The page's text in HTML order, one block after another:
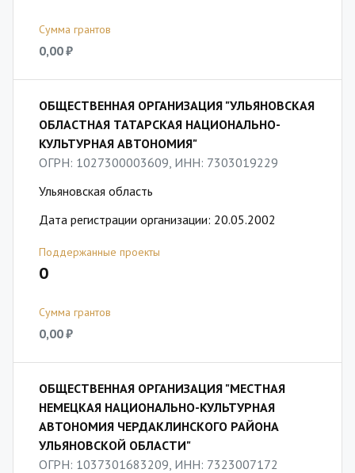
Сумма грантов
0,00 ₽
ОБЩЕСТВЕННАЯ ОРГАНИЗАЦИЯ "УЛЬЯНОВСКАЯ
ОБЛАСТНАЯ ТАТАРСКАЯ НАЦИОНАЛЬНО-
КУЛЬТУРНАЯ АВТОНОМИЯ"
ОГРН: 1027300003609, ИНН: 7303019229
Ульяновская область
Дата регистрации организации: 20.05.2002
Поддержанные проекты
0
Сумма грантов
0,00 ₽
ОБЩЕСТВЕННАЯ ОРГАНИЗАЦИЯ "МЕСТНАЯ
НЕМЕЦКАЯ НАЦИОНАЛЬНО-КУЛЬТУРНАЯ
АВТОНОМИЯ ЧЕРДАКЛИНСКОГО РАЙОНА
УЛЬЯНОВСКОЙ ОБЛАСТИ"
ОГРН: 1037301683209, ИНН: 7323007172